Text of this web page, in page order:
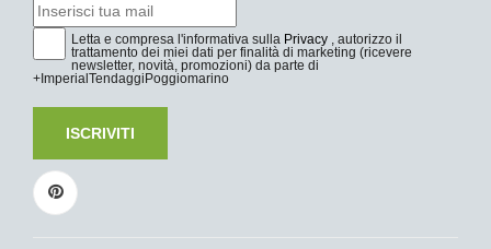
Letta e compresa l'informativa sulla Privacy , autorizzo il
trattamento dei miei dati per finalità di marketing (ricevere
newsletter, novità, promozioni) da parte di
+ImperialTendaggiPoggiomarino
ISCRIVITI